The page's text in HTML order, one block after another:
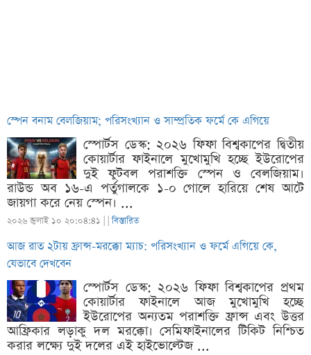
স্পেন বনাম বেলজিয়াম; পরিসংখ্যান ও সাম্প্রতিক ফর্মে কে এগিয়ে
স্পোর্টস ডেস্ক: ২০২৬ ফিফা বিশ্বকাপের দ্বিতীয়
কোয়ার্টার ফাইনালে মুখোমুখি হচ্ছে ইউরোপের
দুই ফুটবল পরাশক্তি স্পেন ও বেলজিয়াম।
রাউন্ড অব ১৬-এ পর্তুগালকে ১-০ গোলে হারিয়ে শেষ আটে
জায়গা করে নেয় স্পেন। ...
২০২৬ জুলাই ১০ ২০:০৪:৪১ | |বিস্তারিত
আজ রাত ২টায় ফ্রান্স-মরক্কো ম্যাচ: পরিসংখ্যান ও ফর্মে এগিয়ে কে,
যেভাবে দেখবেন
স্পোর্টস ডেস্ক: ২০২৬ ফিফা বিশ্বকাপের প্রথম
কোয়ার্টার ফাইনালে আজ মুখোমুখি হচ্ছে
ইউরোপের অন্যতম পরাশক্তি ফ্রান্স এবং উত্তর
আফ্রিকার লড়াকু দল মরক্কো। সেমিফাইনালের টিকিট নিশ্চিত
করার লক্ষ্যে দুই দলের এই হাইভোল্টেজ ...